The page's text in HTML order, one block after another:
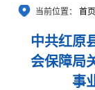
当前位置： 首页
中共红原
会保障局
事